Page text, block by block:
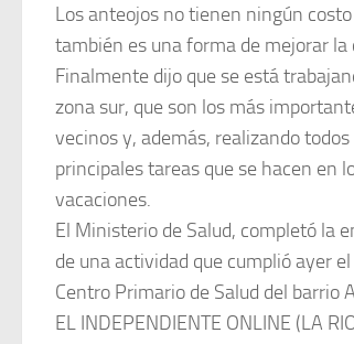
Los anteojos no tienen ningún costo
también es una forma de mejorar la
Finalmente dijo que se está
zona sur, que son los más
vecinos y, además, realizando
principales tareas que se hacen en
vacaciones.
El Ministerio de Salud, completó la
de una actividad que cumplió ayer
Centro Primario de Salud del barrio
EL INDEPENDIENTE ONLINE (LA